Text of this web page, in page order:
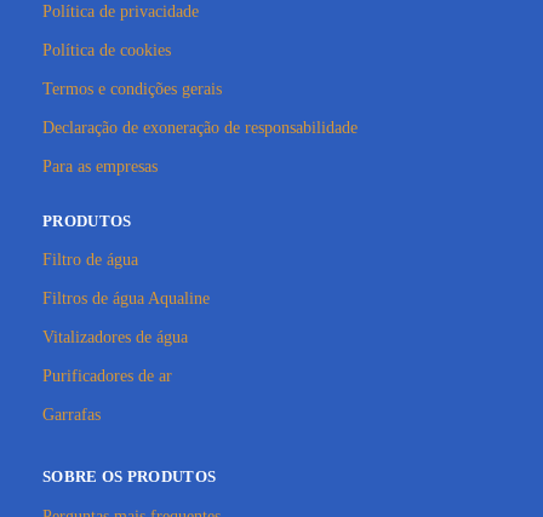
Política de privacidade
Política de cookies
Termos e condições gerais
Declaração de exoneração de responsabilidade
Para as empresas
PRODUTOS
Filtro de água
Filtros de água Aqualine
Vitalizadores de água
Purificadores de ar
Garrafas
SOBRE OS PRODUTOS